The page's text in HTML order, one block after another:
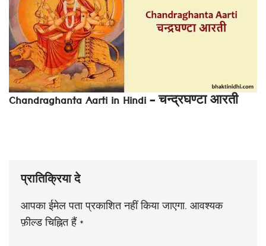
Chandraghanta Aarti in Hindi – चन्द्रघण्टा आरती
प्रातिक्रिया दे
आपका ईमेल पता प्रकाशित नहीं किया जाएगा. आवश्यक
फ़ील्ड चिह्नित हैं *